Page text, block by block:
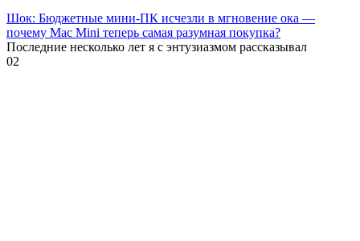
Шок: Бюджетные мини-ПК исчезли в мгновение ока —
почему Mac Mini теперь самая разумная покупка?
Последние несколько лет я с энтузиазмом рассказывал
02